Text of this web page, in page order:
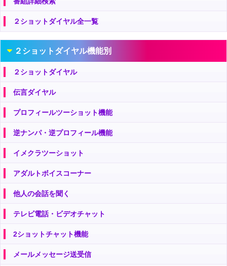
２ショットダイヤル全一覧
２ショットダイヤル機能別
２ショットダイヤル
伝言ダイヤル
プロフィールツーショット機能
逆ナンパ・逆プロフィール機能
イメクラツーショット
アダルトボイスコーナー
他人の会話を聞く
テレビ電話・ビデオチャット
2ショットチャット機能
メールメッセージ送受信